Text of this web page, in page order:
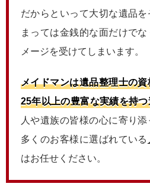
だからといって大切な遺品
まっては金銭的な面だけで
メージを受けてしまいます。
メイドマンは遺品整理士の
25年以上の豊富な実績を持
人や遺族の皆様の心に寄り
多くのお客様に選ばれている
はお任せください。